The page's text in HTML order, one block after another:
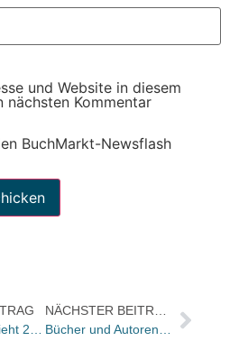
und Website in diesem
nächsten Kommentar
BuchMarkt-Newsflash